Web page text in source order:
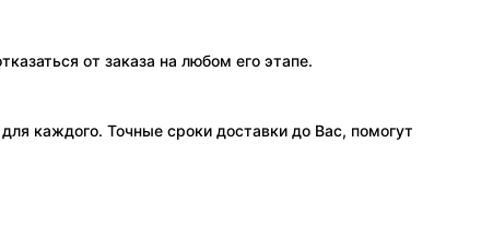
от заказа на любом его этапе.
каждого. Точные сроки доставки до Вас, помогут